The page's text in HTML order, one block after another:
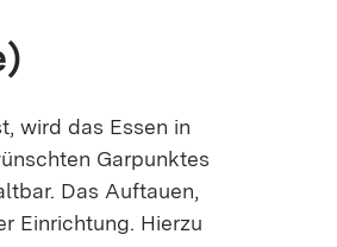
wird das Essen in
Garpunktes
Das Auftauen,
Einrichtung. Hierzu